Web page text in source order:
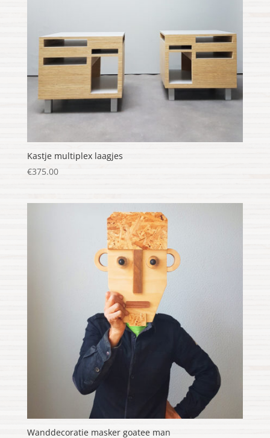
Kastje multiplex laagjes
€375.00
Wanddecoratie masker goatee man